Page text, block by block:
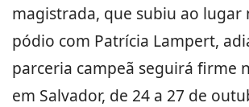
magistrada, que subiu ao lugar
pódio com Patrícia Lampert,
parceria campeã seguirá firme
em Salvador, de 24 a 27 de